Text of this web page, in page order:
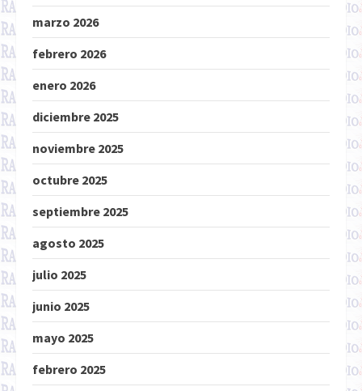
marzo 2026
febrero 2026
enero 2026
diciembre 2025
noviembre 2025
octubre 2025
septiembre 2025
agosto 2025
julio 2025
junio 2025
mayo 2025
febrero 2025